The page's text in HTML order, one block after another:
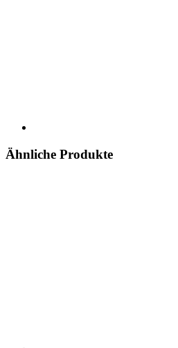
Ähnliche Produkte